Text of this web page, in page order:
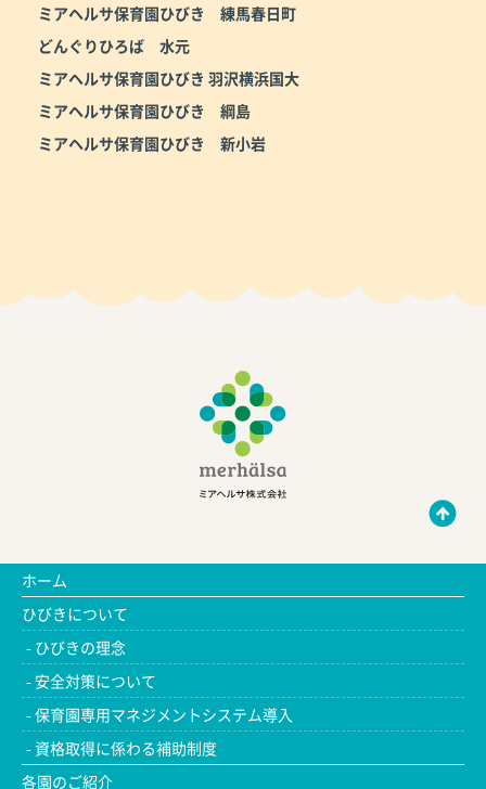
ミアヘルサ保育園ひびき 練馬春日町
どんぐりひろば 水元
ミアヘルサ保育園ひびき 羽沢横浜国大
ミアヘルサ保育園ひびき 綱島
ミアヘルサ保育園ひびき 新小岩
ホーム
ひびきについて
ひびきの理念
安全対策について
保育園専用マネジメントシステム導入
資格取得に係わる補助制度
各園のご紹介